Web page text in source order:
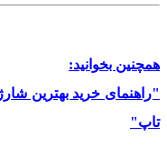
همچنین بخوانید:
"راهنمای خرید بهترین
تاپ"